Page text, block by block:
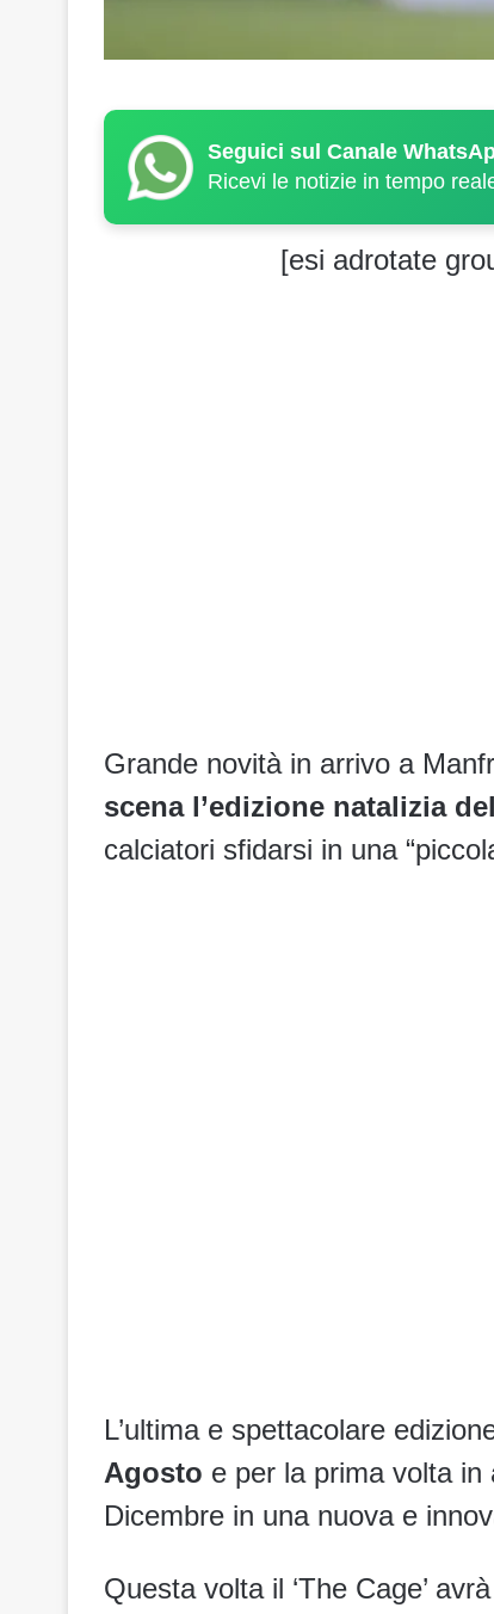
Seguici sul Canale
Ricevi le notizie in tempo
[esi adrotate
Grande novità in arrivo a
scena l’edizione natalizia del
calciatori sfidarsi in una
L’ultima e spettacolare
Agosto e per la prima volta in
Dicembre in una nuova e
Questa volta il ‘The Cage’